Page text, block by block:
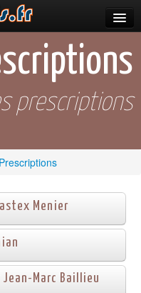
prescriptions
Prescriptions
Menier
Jean-Marc Baillieu